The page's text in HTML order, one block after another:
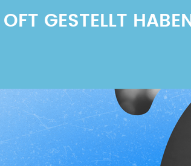
GESTELLT HABEN